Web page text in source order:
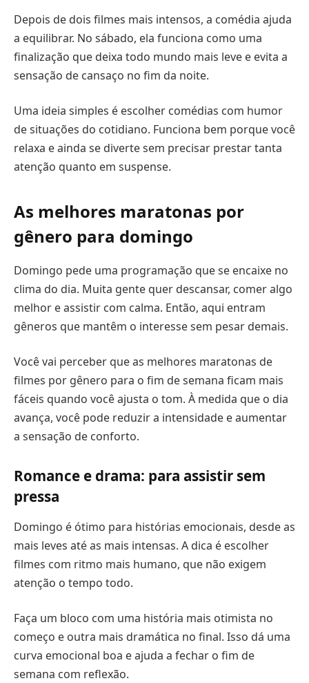
Depois de dois filmes mais intensos, a comédia ajuda
a equilibrar. No sábado, ela funciona como uma
finalização que deixa todo mundo mais leve e evita a
sensação de cansaço no fim da noite.
Uma ideia simples é escolher comédias com humor
de situações do cotidiano. Funciona bem porque você
relaxa e ainda se diverte sem precisar prestar tanta
atenção quanto em suspense.
As melhores maratonas por
gênero para domingo
Domingo pede uma programação que se encaixe no
clima do dia. Muita gente quer descansar, comer algo
melhor e assistir com calma. Então, aqui entram
gêneros que mantêm o interesse sem pesar demais.
Você vai perceber que as melhores maratonas de
filmes por gênero para o fim de semana ficam mais
fáceis quando você ajusta o tom. À medida que o dia
avança, você pode reduzir a intensidade e aumentar
a sensação de conforto.
Romance e drama: para assistir sem
pressa
Domingo é ótimo para histórias emocionais, desde as
mais leves até as mais intensas. A dica é escolher
filmes com ritmo mais humano, que não exigem
atenção o tempo todo.
Faça um bloco com uma história mais otimista no
começo e outra mais dramática no final. Isso dá uma
curva emocional boa e ajuda a fechar o fim de
semana com reflexão.